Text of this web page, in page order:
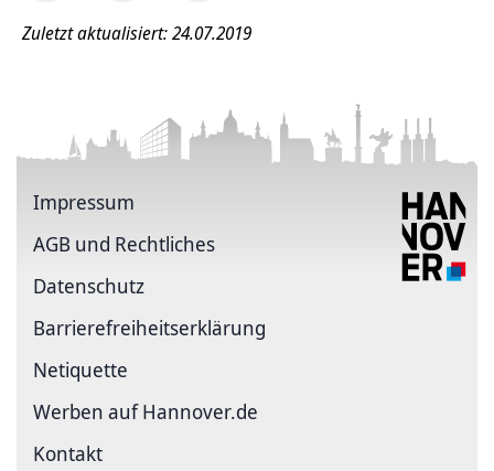
Zuletzt aktualisiert: 24.07.2019
Impressum
AGB und Rechtliches
Datenschutz
Barriere­freiheits­erklärung
Netiquette
Werben auf Hannover.de
Kontakt